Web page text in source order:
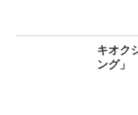
キオク
ング」